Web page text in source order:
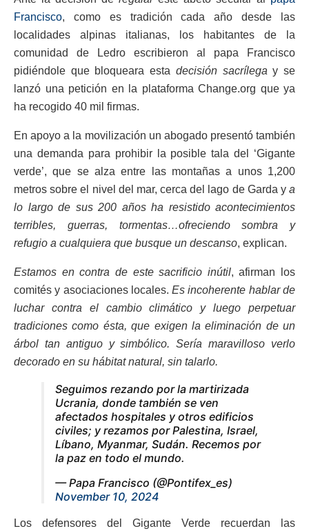
Francisco, como es tradición cada año desde las
localidades alpinas italianas, los habitantes de la
comunidad de Ledro escribieron al papa Francisco
pidiéndole que bloqueara esta decisión sacrílega y se
lanzó una petición en la plataforma Change.org que ya
ha recogido 40 mil firmas.
En apoyo a la movilización un abogado presentó también
una demanda para prohibir la posible tala del ‘Gigante
verde’, que se alza entre las montañas a unos 1,200
metros sobre el nivel del mar, cerca del lago de Garda y a
lo largo de sus 200 años ha resistido acontecimientos
terribles, guerras, tormentas…ofreciendo sombra y
refugio a cualquiera que busque un descanso, explican.
Estamos en contra de este sacrificio inútil, afirman los
comités y asociaciones locales.Es incoherente hablar de
luchar contra el cambio climático y luego perpetuar
tradiciones como ésta, que exigen la eliminación de un
árbol tan antiguo y simbólico. Sería maravilloso verlo
decorado en su hábitat natural, sin talarlo.
Seguimos rezando por la martirizada
Ucrania, donde también se ven
afectados hospitales y otros edificios
civiles; y rezamos por Palestina, Israel,
Líbano, Myanmar, Sudán. Recemos por
la paz en todo el mundo.
— Papa Francisco (@Pontifex_es)
November 10, 2024
Los defensores del Gigante Verde recuerdan las